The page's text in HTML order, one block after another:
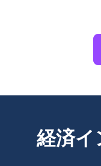
経済